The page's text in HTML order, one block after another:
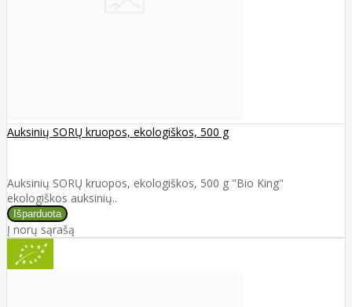
Auksinių SORŲ kruopos, ekologiškos, 500 g
Auksinių SORŲ kruopos, ekologiškos, 500 g "Bio King"
ekologiškos auksinių..
Į norų sąrašą